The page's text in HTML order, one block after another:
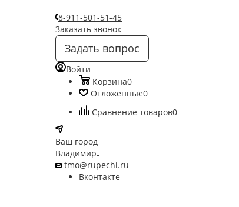
8-911-501-51-45
Заказать звонок
Задать вопрос
Войти
Корзина0
Отложенные0
Сравнение товаров0
Ваш город
Владимир
tmo@rupechi.ru
Вконтакте